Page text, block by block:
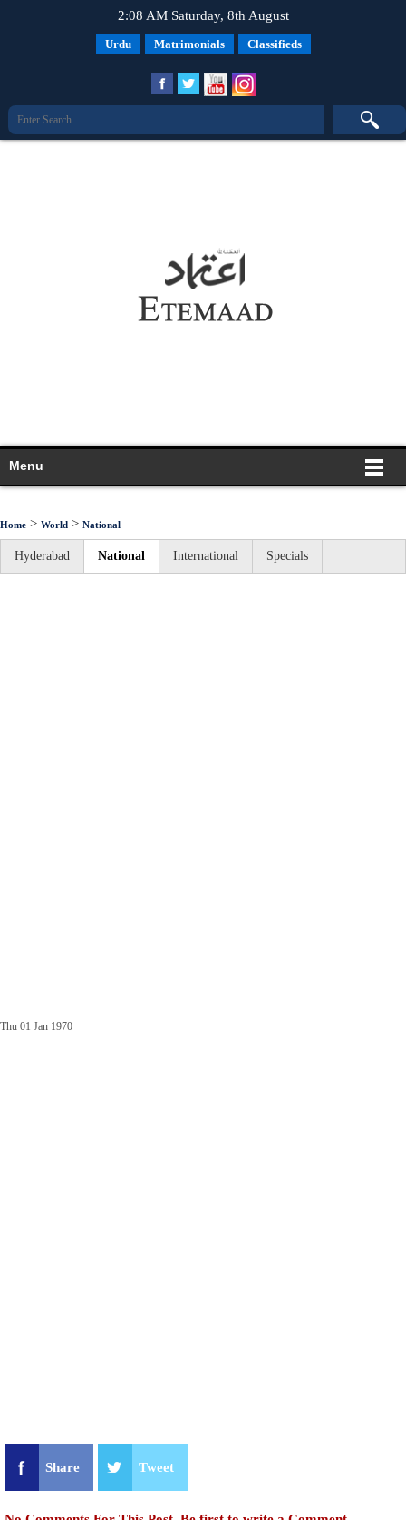
2:08 AM Saturday, 8th August
Urdu Matrimonials Classifieds
Menu
Home > World > National
Hyderabad National International Specials
Thu 01 Jan 1970
Share Tweet